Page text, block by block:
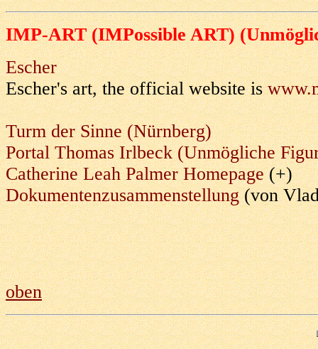
IMP-ART(IMPossible ART)(
Escher
Escher's art, the official website is
Turm der Sinne (Nürnberg)
Portal Thomas Irlbeck (Unmögliche
Catherine Leah Palmer Homepage(+)
Dokumentenzusammenstellung (von
oben